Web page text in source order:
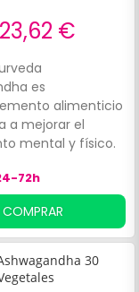
23,62 €
es
alimenticio
a mejorar el
mental y físico.
accción
y evita el
y físico. Está
las situaciones
nerviosismo
posee una
72h
COMPRAR
30